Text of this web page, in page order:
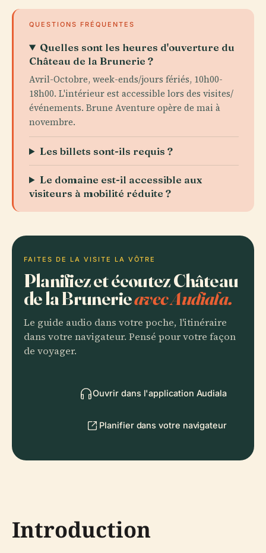
QUESTIONS FRÉQUENTES
Quelles sont les heures d'ouverture du
Château de la Brunerie ?
Avril-Octobre, week-ends/jours fériés, 10h00-
18h00. L'intérieur est accessible lors des visites/
événements. Brune Aventure opère de mai à
novembre.
Les billets sont-ils requis ?
Le domaine est-il accessible aux
visiteurs à mobilité réduite ?
FAITES DE LA VISITE LA VÔTRE
Planifiez et écoutez Château
de la Brunerieavec Audiala.
Le guide audio dans votre poche, l'itinéraire
dans votre navigateur. Pensé pour votre façon
de voyager.
Ouvrir dans l'application Audiala
Planifier dans votre navigateur
Introduction